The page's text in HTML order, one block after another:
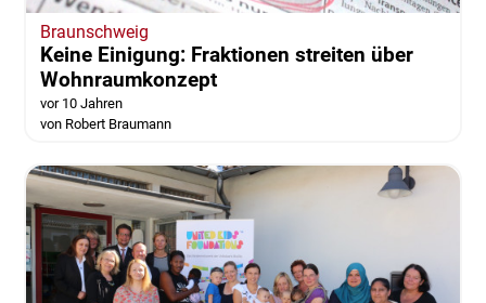
Braunschweig
Keine Einigung: Fraktionen streiten über
Wohnraumkonzept
vor 10 Jahren
von Robert Braumann